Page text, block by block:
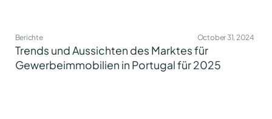
Berichte October 31, 2024
Trends und Aussichten des Marktes für
Gewerbeimmobilien in Portugal für 2025